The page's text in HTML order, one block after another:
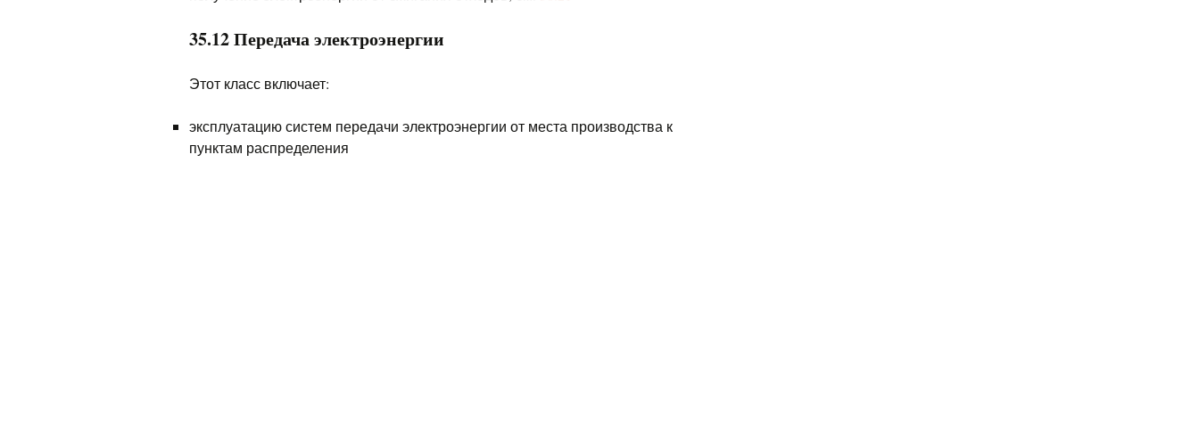
35.12 Передача электроэнергии
Этот класс включает:
эксплуатацию систем передачи электроэнергии от места производства к
пунктам распределения